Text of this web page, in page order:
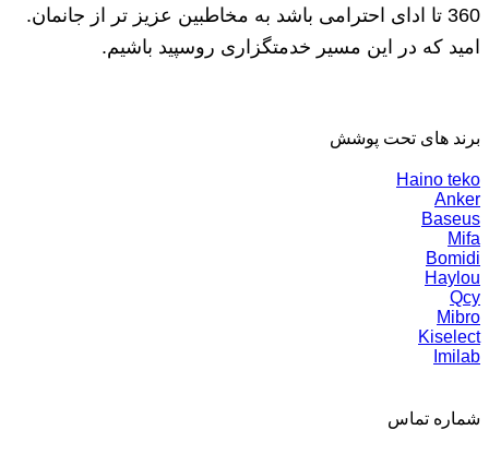
360 تا ادای احترامی باشد به مخاطبین عزیز تر از جانمان.
امید که در این مسیر خدمتگزاری روسپید باشیم.
برند های تحت پوشش
Haino teko
Anker
Baseus
Mifa
Bomidi
Haylou
Qcy
Mibro
Kiselect
Imilab
شماره تماس